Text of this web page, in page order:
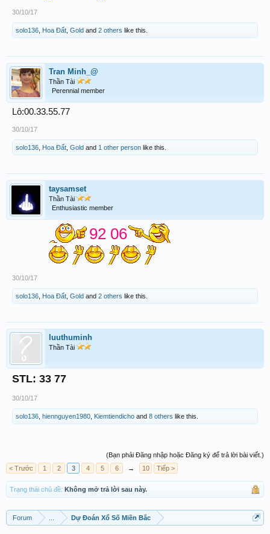
30/10/17
solo136 Hoa Đất Gold and 2 others like this.
Tran Minh_@
Thần Tài
Perennial member
Lô:00.33.55.77
30/10/17
solo136 Hoa Đất Gold and 1 other person like this.
taysamset
Thần Tài
Enthusiastic member
92 06
30/10/17
solo136 Hoa Đất Gold and 2 others like this.
luuthuminh
Thần Tài
STL: 33 77
30/10/17
solo136 hiennguyen1980 Kiemtiendicho and 8 others like this.
(Bạn phải Đăng nhập hoặc Đăng ký để trả lời bài viết.)
< Trước
1 2 3 4 5 6 → 10 Tiếp >
Trạng thái chủ đề: Không mở trả lời sau này.
Forum Dự Đoán Xổ Số Miền Bắc